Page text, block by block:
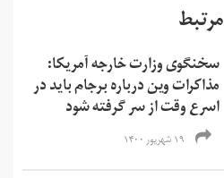
مرتبط
سخنگوی وزارت خارجه آمریکا:
مذاکرات وین درباره برجام باید در
اسرع وقت از سر گرفته شود
۱۹ شهریور ۱۴۰۰